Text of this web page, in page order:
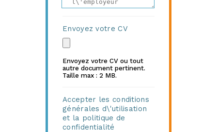
Envoyez votre CV
Envoyez votre CV ou tout
autre document pertinent.
Taille max : 2 MB.
Accepter les conditions
générales d\'utilisation
et la politique de
confidentialité